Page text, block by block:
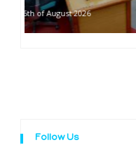
6th of August 2026
Follow Us